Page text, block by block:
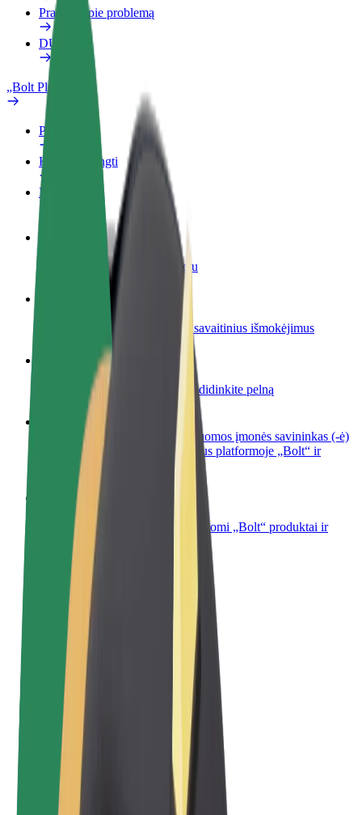
Pranešti apie problemą
DUK
„Bolt Plus“
Privalumai
Kaip prisijungti
DUK
Tapkite vairuotoju (-a)
Užsidirbkite jums patogiu metu
Tapkite kurjeriu (-e)
Pristatinėkite maistą ir gaukite savaitinius išmokėjimus
Pridėti restoraną ar parduotuvę
Pritraukite daugiau klientų ir padidinkite pelną
Registruotis kaip automobilių nuomos įmonės savininkas (-ė)
Užregistruokite savo automobilius platformoje „Bolt“ ir
padidinkite pajamas
„Bolt for Business“
Atskirų įmonių poreikiams pritaikomi „Bolt“ produktai ir
paslaugos
Sąlygos
Privatumas
Slapukai
© 2026 Bolt Technology OÜ
Paslaugos
Kelionės